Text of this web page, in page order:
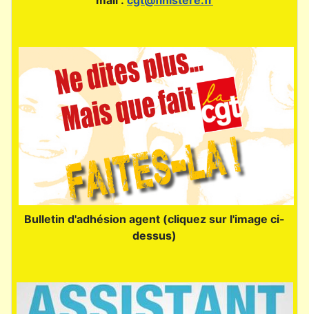
Bulletin d'adhésion agent (cliquez sur l'image ci-
dessus)